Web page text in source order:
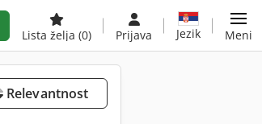
Lista želja (0) Prijava Jezik Meni
Relevantnost